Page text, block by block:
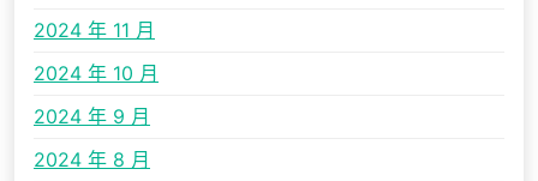
2024 年 11 月
2024 年 10 月
2024 年 9 月
2024 年 8 月